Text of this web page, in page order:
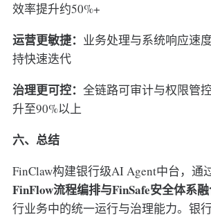
效率提升约50%+
运营更敏捷： 业务处理与系统响应速
持快速迭代
治理更可控： 全链路可审计与权限管
升至90%以上
六、总结
FinClaw构建银行级AI Agent中台，通
FinFlow流程编排与FinSafe安全体系
行业务中的统一运行与治理能力。银